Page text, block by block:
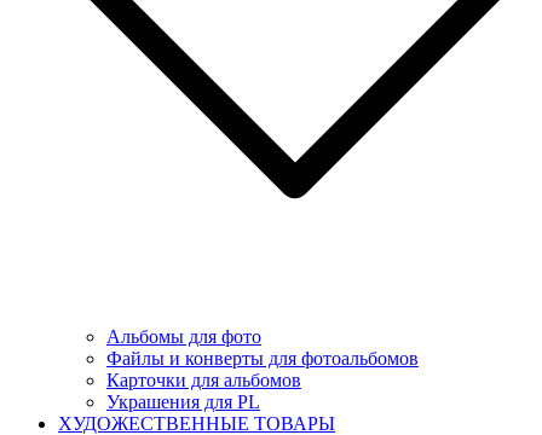
Альбомы для фото
Файлы и конверты для фотоальбомов
Карточки для альбомов
Украшения для PL
ХУДОЖЕСТВЕННЫЕ ТОВАРЫ